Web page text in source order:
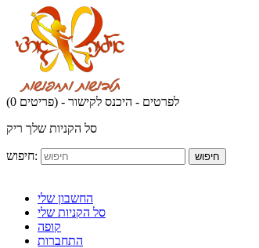
(0 פריטים) - לפרטים - היכנס לקישור
סל הקניות שלך ריק
חיפוש: חיפוש
החשבון שלי
סל הקניות שלי
קופה
התחברות